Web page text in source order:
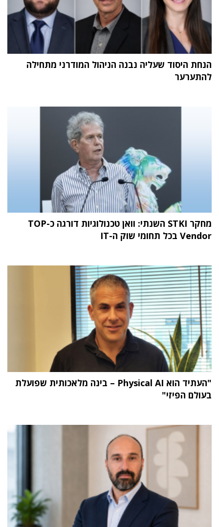
הנחת היסוד שעליה נבנה הניהול המודרני מתחילה
להתערער
מחקר STKI השנתי: וואן טכנולוגיות דורגה כ-TOP
Vendor בכל תחומי שוק ה-IT
"העתיד הוא Physical AI – בינה מלאכותית שפועלת
בעולם הפיזי"